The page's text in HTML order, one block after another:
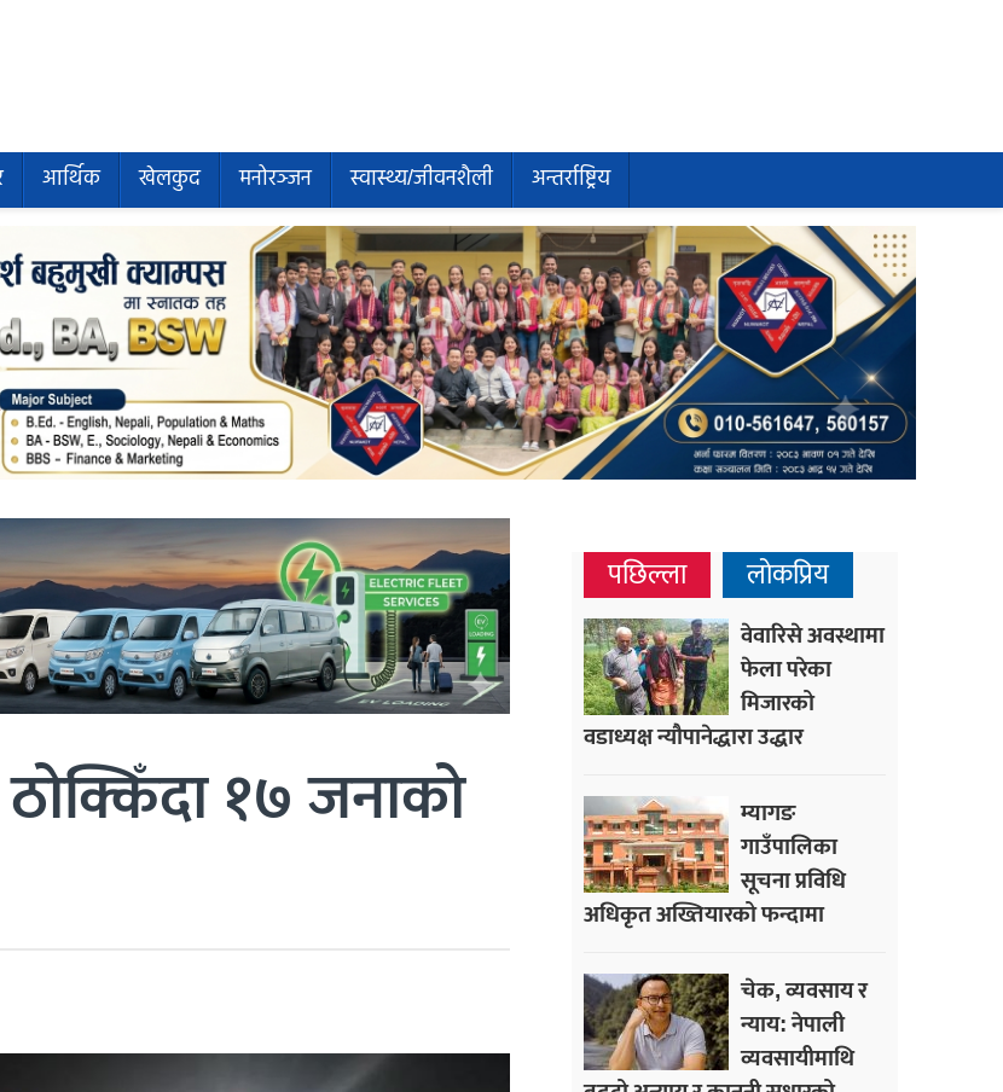
आर्थिक खेलकुद मनोरञ्जन स्वास्थ्य/जीवनशैली अन्तर्राष्ट्रिय
१७ जनाको
पछिल्ला लोकप्रिय
वेवारिसे अवस्थामा
फेला परेका
मिजारको
वडाध्यक्ष न्यौपानेद्धारा उद्धार
म्यागङ
गाउँपालिका
सूचना प्रविधि
अधिकृत अख्तियारको फन्दामा
चेक, व्यवसाय र
न्याय: नेपाली
व्यवसायीमाथि